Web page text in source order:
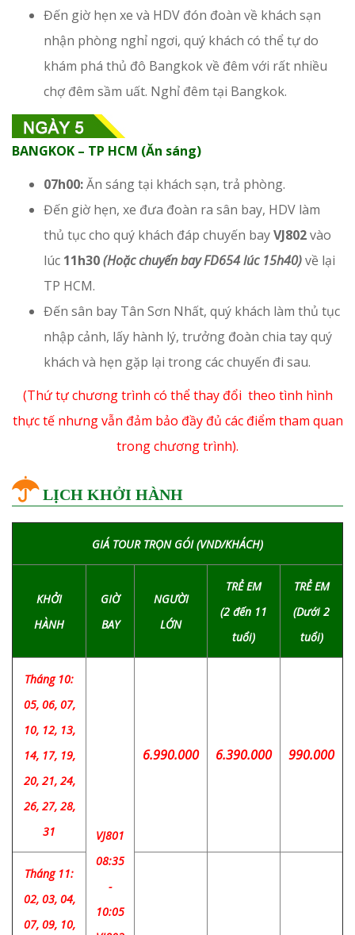
Đến giờ hẹn xe và HDV đón đoàn về khách sạn
nhận phòng nghỉ ngơi, quý khách có thể tự do
khám phá thủ đô Bangkok về đêm với rất nhiều
chợ đêm sầm uất. Nghỉ đêm tại Bangkok.
BANGKOK – TP HCM (Ăn sáng)
07h00:Ăn sáng tại khách sạn, trả phòng.
Đến giờ hẹn, xe đưa đoàn ra sân bay, HDV làm
thủ tục cho quý khách đáp chuyến bayVJ802vào
lúc 11h30(Hoặc chuyến bay FD654 lúc 15h40)về lại
TP HCM.
Đến sân bay Tân Sơn Nhất, quý khách làm thủ tục
nhập cảnh, lấy hành lý, trưởng đoàn chia tay quý
khách và hẹn gặp lại trong các chuyến đi sau.
(Thứ tự chương trình có thể thay đổi theo tình hình
thực tế nhưng vẫn đảm bảo đầy đủ các điểm tham quan
trong chương trình).
LỊCH KHỞI HÀNH
GIÁ TOUR TRỌN GÓI (VND/KHÁCH)
KHỞI
HÀNH
GIỜ
BAY
NGƯỜI
LỚN
TRẺ EM
(2 đến 11
tuổi)
TRẺ EM
(Dưới 2
tuổi)
Tháng 10:
05, 06, 07,
10, 12, 13,
14, 17, 19,
20, 21, 24,
26, 27, 28,
31
VJ801
08:35
-
10:05
6.990.000 6.390.000 990.000
Tháng 11:
02, 03, 04,
07, 09, 10,